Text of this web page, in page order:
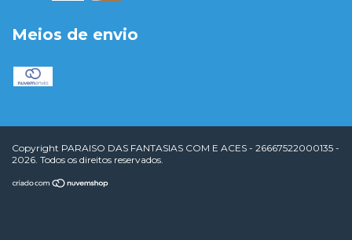
Meios de envio
Copyright PARAISO DAS FANTASIAS COM E ACES - 26667522000135 -
2026. Todos os direitos reservados.